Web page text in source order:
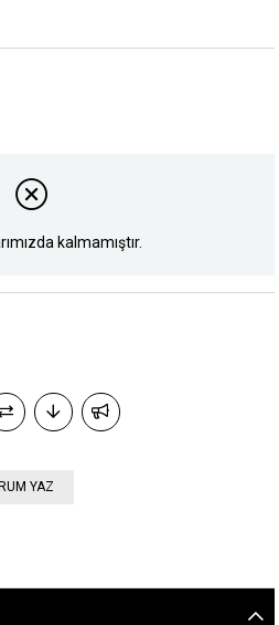
kalmamıştır.
YAZ